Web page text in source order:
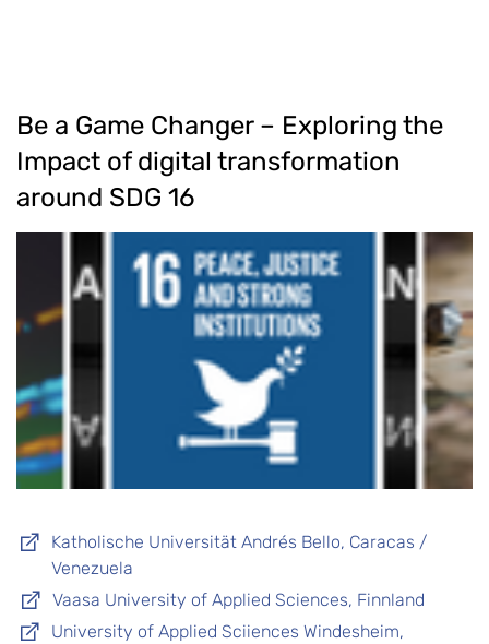
Be a Game Changer – Exploring the
Impact of digital transformation
around SDG 16
Katholische Universität Andrés Bello, Caracas /
Venezuela
Vaasa University of Applied Sciences, Finnland
University of Applied Sciiences Windesheim,